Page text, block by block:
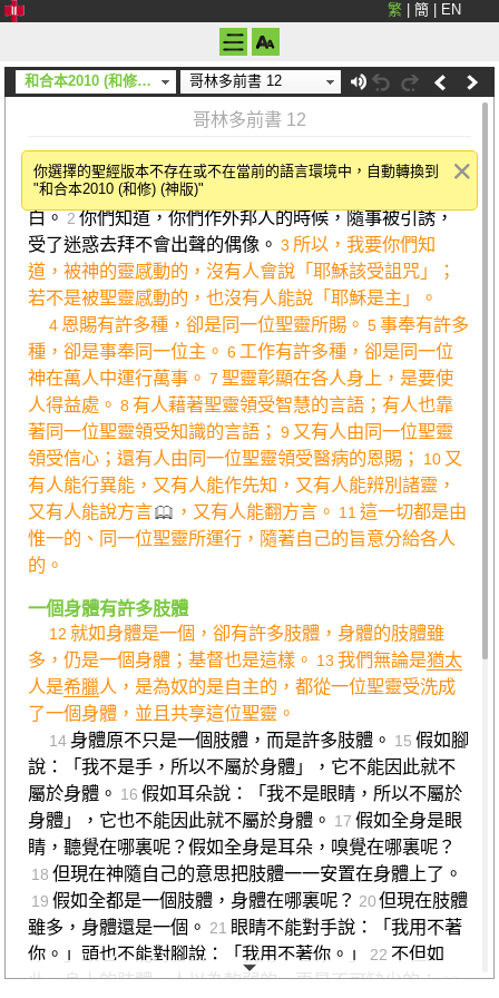
繁 簡 EN
和合本2010 (和修) (神版) 哥林多前書 12
哥林多前書 12
屬靈的恩賜
1弟兄們，關於屬靈的恩賜
白。2 你們知道，你們作外邦人的時候，隨事被引誘，
受了迷惑去拜不會出聲的偶像。 3 所以，我要你們知
道，被神的靈感動的，沒有人會說「耶穌該受詛咒」；
若不是被聖靈感動的，也沒有人能說「耶穌是主」。
4 恩賜有許多種，卻是同一位聖靈所賜。 5事奉有許多
種，卻是事奉同一位主。 6 工作有許多種，卻是同一位
神在萬人中運行萬事。 7 聖靈彰顯在各人身上，是要使
人得益處。 8 有人藉著聖靈領受智慧的言語；有人也靠
著同一位聖靈領受知識的言語； 9 又有人由同一位聖靈
領受信心；還有人由同一位聖靈領受醫病的恩賜；
10 又
有人能行異能，又有人能作先知，又有人能辨別諸靈，
又有人能說方言
，又有人能翻方言。 11這一切都是由
惟一的、同一位聖靈所運行，隨著自己的旨意分給各人
的。
一個身體有許多肢體
12 就如身體是一個，卻有許多肢體，身體的肢體雖
多，仍是一個身體；基督也是這樣。 13 我們無論是猶太
人是希臘 人，是為奴的是自主的，都從一位聖靈受洗成
了一個身體，並且共享這位聖靈。
14 身體原不只是一個肢體，而是許多肢體。 15 假如腳
說：「我不是手，所以不屬於身體」，它不能因此就不
屬於身體。 16 假如耳朵說：「我不是眼睛，所以不屬於
身體」，它也不能因此就不屬於身體。 17 假如全身是眼
睛，聽覺在哪裏呢？假如全身是耳朵，嗅覺在哪裏呢？
18 但現在神隨自己的意思把肢體一一安置在身體上了。
19 假如全都是一個肢體，身體在哪裏呢？ 20 但現在肢體
雖多，身體還是一個。 21 眼睛不能對手說：「我用不著
你。」頭也不能對腳說：「我用不著你。」
22 不但如
此，身上的肢體，人以為軟弱的，更是不可缺少的；23
你選擇的聖經版本不存在或不在當前的語言環境中，自動轉換到
"和合本2010 (和修) (神版)"